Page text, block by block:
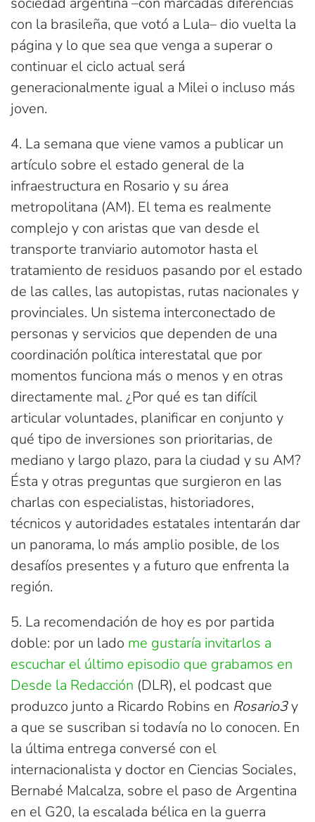
con la brasileña, que votó a Lula– dio vuelta la
página y lo que sea que venga a superar o
continuar el ciclo actual será
generacionalmente igual a Milei o incluso más
joven.
4. La semana que viene vamos a publicar un
artículo sobre el estado general de la
infraestructura en Rosario y su área
metropolitana (AM). El tema es realmente
complejo y con aristas que van desde el
transporte tranviario automotor hasta el
tratamiento de residuos pasando por el estado
de las calles, las autopistas, rutas nacionales y
provinciales. Un sistema interconectado de
personas y servicios que dependen de una
coordinación política interestatal que por
momentos funciona más o menos y en otras
directamente mal. ¿Por qué es tan difícil
articular voluntades, planificar en conjunto y
qué tipo de inversiones son prioritarias, de
mediano y largo plazo, para la ciudad y su AM?
Ésta y otras preguntas que surgieron en las
charlas con especialistas, historiadores,
técnicos y autoridades estatales intentarán dar
un panorama, lo más amplio posible, de los
desafíos presentes y a futuro que enfrenta la
región.
5. La recomendación de hoy es por partida
doble: por un lado me gustaría invitarlos a
escuchar el último episodio que grabamos en
Desde la Redacción (DLR), el podcast que
produzco junto a Ricardo Robins en Rosario3y
a que se suscriban si todavía no lo conocen. En
la última entrega conversé con el
internacionalista y doctor en Ciencias Sociales,
Bernabé Malcalza, sobre el paso de Argentina
en el G20, la escalada bélica en la guerra